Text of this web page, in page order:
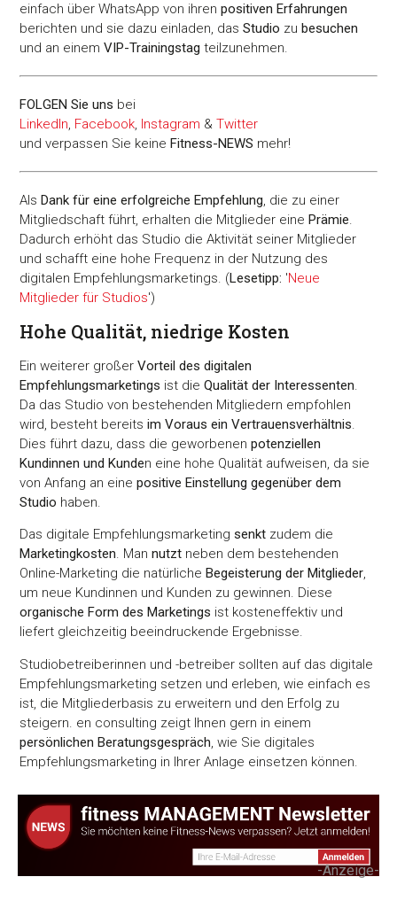
einfach über WhatsApp von ihrenpositiven Erfahrungen
berichten und sie dazu einladen, dasStudio zu besuchen
und an einemVIP-Trainingstag teilzunehmen.
FOLGEN Sie uns bei
LinkedIn, Facebook, Instagram &Twitter
und verpassen Sie keine Fitness-NEWS mehr!
Als Dank für eine erfolgreiche Empfehlung, die zu einer
Mitgliedschaft führt, erhalten die Mitglieder eine Prämie.
Dadurch erhöht das Studio die Aktivität seiner Mitglieder
und schafft eine hohe Frequenz in der Nutzung des
digitalen Empfehlungsmarketings. (Lesetipp: 'Neue
Mitglieder für Studios')
Hohe Qualität, niedrige Kosten
Ein weiterer großerVorteil des digitalen
Empfehlungsmarketings ist dieQualität der Interessenten.
Da das Studio von bestehenden Mitgliedern empfohlen
wird, besteht bereitsim Voraus ein Vertrauensverhältnis.
Dies führt dazu, dass die geworbenenpotenziellen
Kundinnen und Kunden eine hohe Qualität aufweisen, da sie
von Anfang an einepositive Einstellung gegenüber dem
Studio haben.
Das digitale Empfehlungsmarketingsenkt zudem die
Marketingkosten. Mannutzt neben dem bestehenden
Online-Marketing die natürlicheBegeisterung der Mitglieder,
um neue Kundinnen und Kunden zu gewinnen. Diese
organische Form des Marketings ist kosteneffektiv und
liefert gleichzeitig beeindruckende Ergebnisse.
Studiobetreiberinnen und -betreiber sollten auf das digitale
Empfehlungsmarketing setzen und erleben, wie einfach es
ist, die Mitgliederbasis zu erweitern und den Erfolg zu
steigern. en consulting zeigt Ihnen gern in einem
persönlichen Beratungsgespräch , wie Sie digitales
Empfehlungsmarketing in Ihrer Anlage einsetzen können.
-Anzeige-